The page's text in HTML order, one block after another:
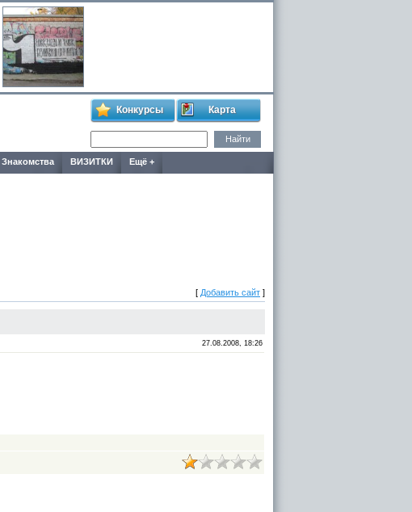
Конкурсы Карта
Знакомства ВИЗИТКИ Ещё +
[ Добавить сайт ]
27.08.2008, 18:26